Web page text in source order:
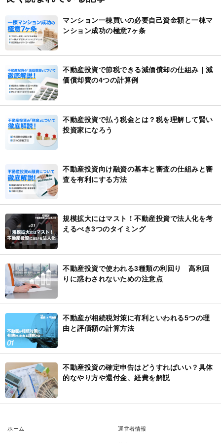
マンション一棟買いの必要自己資金額と一棟マ
ンション成功の極意7ヶ条
不動産投資で節税できる減価償却の仕組み｜減
価償却費の4つの計算例
不動産投資で払う税金とは？税を理解して賢い
投資家になろう
不動産投資向け融資の基本と審査の仕組みと審
査を有利にする方法
規模拡大にはマスト！不動産投資で法人化を考
えるべき3つのタイミング
不動産投資で使われる3種類の利回り 高利回
りに惑わされないための注意点
不動産が相続税対策に有利といわれる5つの理
由と評価額の計算方法
不動産投資の確定申告はどうすればいい？具体
的なやり方や還付金、経費を解説
ホーム 運営者情報